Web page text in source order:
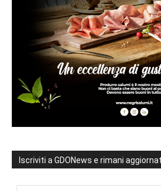
Iscriviti a GDONews e rimani